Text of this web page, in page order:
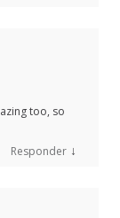
too, so
Responder ↓